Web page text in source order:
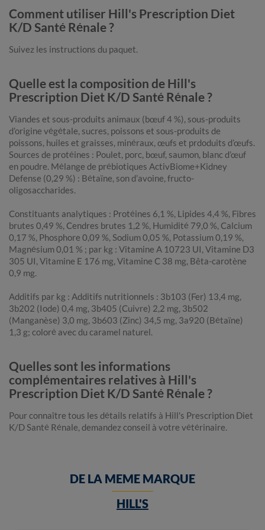
Comment utiliser Hill's Prescription Diet
K/D Santé Rénale ?
Suivez les instructions du paquet.
Quelle est la composition de Hill's
Prescription Diet K/D Santé Rénale ?
Viandes et sous-produits animaux (bœuf 4 %), sous-produits
d’origine végétale, sucres, poissons et sous-produits de
poissons, huiles et graisses, minéraux, œufs et prdoduits d’œufs.
Sources de protéines : Poulet, porc, bœuf, saumon, blanc d’œuf
en poudre. Mélange de prébiotiques ActivBiome+Kidney
Defense (0,29 %) : Bétaïne, son d’avoine, fructo-
oligosaccharides.
Constituants analytiques : Protéines 6,1 %, Lipides 4,4 %, Fibres
brutes 0,49 %, Cendres brutes 1,2 %, Humidité 79,0 %, Calcium
0,17 %, Phosphore 0,09 %, Sodium 0,05 %, Potassium 0,19 %,
Magnésium 0,01 % ; par kg : Vitamine A 10723 UI, Vitamine D3
305 UI, Vitamine E 176 mg, Vitamine C 38 mg, Bêta-carotène
0,9 mg.
Additifs par kg : Additifs nutritionnels : 3b103 (Fer) 13,4 mg,
3b202 (Iode) 0,4 mg, 3b405 (Cuivre) 2,2 mg, 3b502
(Manganèse) 3,0 mg, 3b603 (Zinc) 34,5 mg, 3a920 (Bétaïne)
1,3 g; coloré avec du caramel naturel.
Quelles sont les informations
complémentaires relatives à Hill's
Prescription Diet K/D Santé Rénale ?
Pour connaître tous les détails relatifs à Hill's Prescription Diet
K/D Santé Rénale, demandez conseil à votre vétérinaire.
DE LA MEME MARQUE
HILL'S